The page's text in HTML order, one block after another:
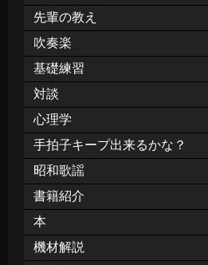
先輩の教え
吹奏楽
基礎練習
対談
心理学
手拍子キープ出来るかな？
昭和歌謡
書籍紹介
本
機材解説